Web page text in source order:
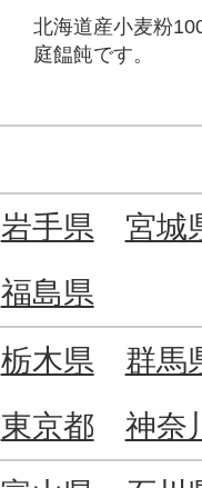
北海道産小麦粉
庭饂飩です。
岩手県
宮城
福島県
栃木県
群馬
東京都 神奈